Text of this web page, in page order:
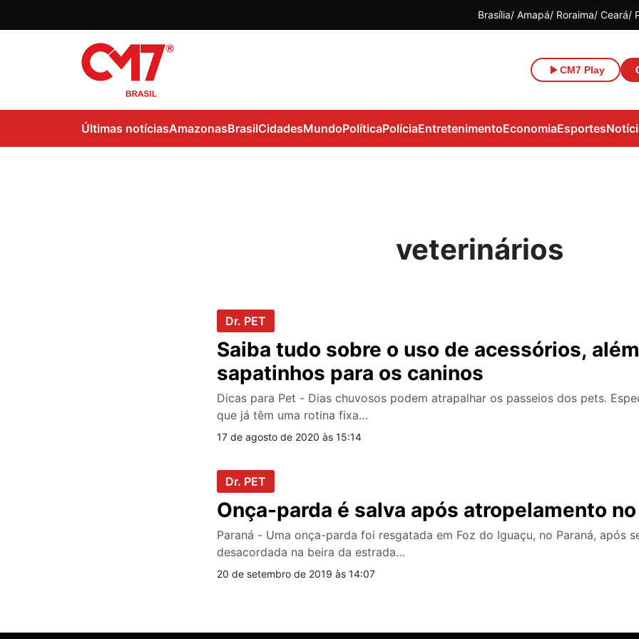
Brasília Amapá Roraima Ceará
CM7 Play
Últimas notíciasAmazonasBrasilCidadesMundoPolíticaPolíciaEntretenimentoEconomiaEsportes
veterinários
Dr. PET
Saiba tudo sobre o uso de acessórios,
sapatinhos para os caninos
Dicas para Pet - Dias chuvosos podem atrapalhar os passeios dos pets.
que já têm uma rotina fixa…
17 de agosto de 2020 às 15:14
Dr. PET
Onça-parda é salva após atropelamento no
Paraná - Uma onça-parda foi resgatada em Foz do Iguaçu, no Paraná, após
desacordada na beira da estrada…
20 de setembro de 2019 às 14:07